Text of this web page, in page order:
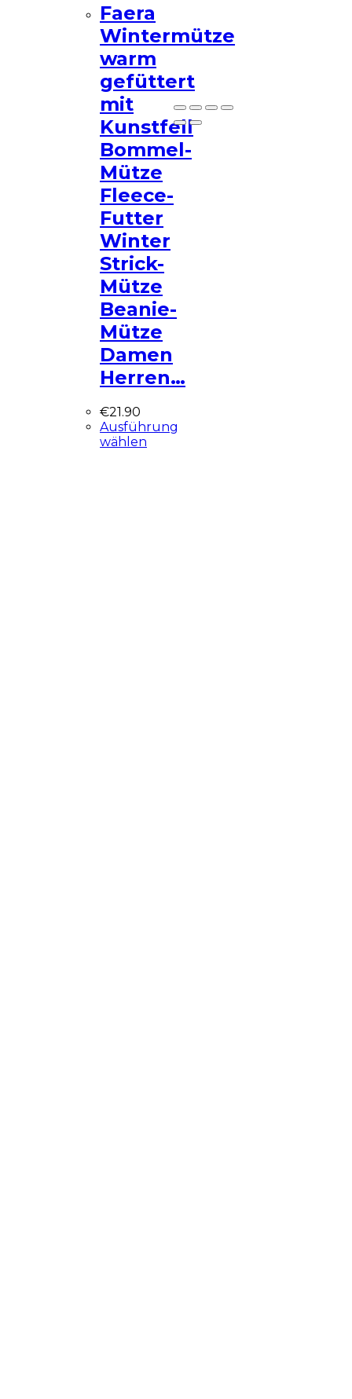
Faera
Wintermütze
warm
gefüttert
mit
Kunstfell
Bommel-
Mütze
Fleece-
Futter
Winter
Strick-
Mütze
Beanie-
Mütze
Damen
Herren…
€21.90
Ausführung
wählen